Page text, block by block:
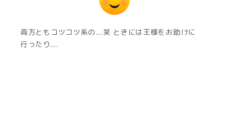
両方ともコツコツ系の....笑 ときには王様をお助けに
行ったり....